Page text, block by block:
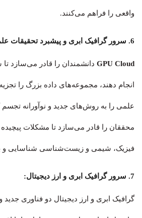
واقعی را فراهم می‌کنند.
6. سرور گرافیک ابری و پیشبرد تحقیقات علمی:
GPU Cloud دانشمندان را قادر می‌سازد
انجام دهند، مجموعه‌های داده بزرگ را
علمی را به روش‌های جدید و نوآورانه تجسم
محققان را قادر می‌سازد تا مشکلات پیچیده
فیزیک، شیمی و زیست‌شناسی شناسایی و
7. سرور گرافیک ابری و ارز دیجیتال:
گرافیک ابری و ارز دیجیتال دو فناوری